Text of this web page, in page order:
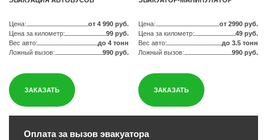
Цена:
от 4 990 руб.
Цена за километр:
99 руб.
Вес авто:
до 4 тонн
Ложный вызов:
990 руб.
ЗАКАЗАТЬ
Цена:
от 2990 руб.
Цена за километр:
49 руб.
Вес авто:
до 3.5 тонн
Ложный вызов:
990 руб.
ЗАКАЗАТЬ
Оплата за вызов эвакуатора